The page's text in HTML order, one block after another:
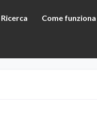
Ricerca Come funziona